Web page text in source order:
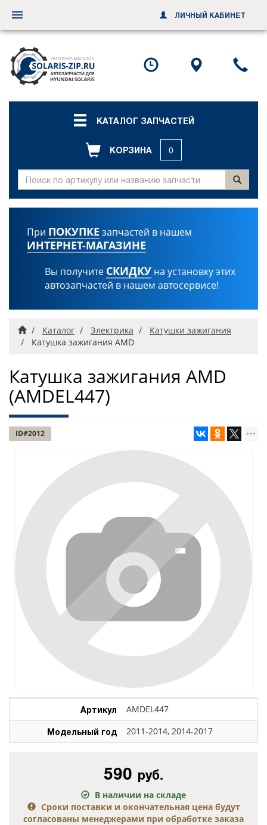
КАТАЛОГ ЗАПЧАСТЕЙ
КОРЗИНА 0
При ПОКУПКЕ запчастей в нашем
ИНТЕРНЕТ-МАГАЗИНЕ
Вы получите СКИДКУ на установку этих
автозапчастей в нашем автосервисе!
ГлавнаяКаталог Электрика
Катушки зажигания
Катушка зажигания AMD
Катушка зажигания AMD
(AMDEL447)
ID#2012
Артикул AMDEL447
Модельный год 2011-2014, 2014-2017
590 руб.
В наличии на складе
Сроки поставки и окончательная цена будут
согласованы менеджерами при обработке заказа
Переключить
навигацию
ЛИЧНЫЙ КАБИНЕТ
Посмотреть
график схему